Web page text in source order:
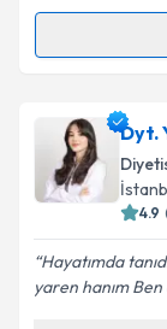
Metni
Dyt.
talebi
için bir
E-posta
Dyt.
4.9
Hayatımda
yaren hanım